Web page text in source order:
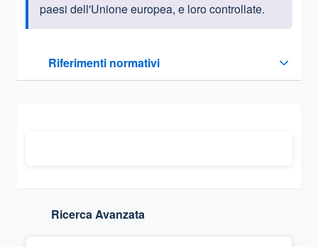
paesi dell'Unione europea, e loro controllate.
Riferimenti normativi
Sezione compressa
Ricerca Avanzata